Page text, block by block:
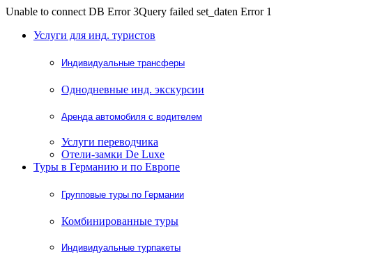
Unable to connect DB Error 3Query failed set_daten Error 1
Услуги для инд. туристов
Индивидуальные трансферы
Однодневные инд. экскурсии
Аренда автомобиля с водителем
Услуги переводчика
Отели-замки De Luxe
Туры в Германию и по Европе
Групповые туры по Германии
Комбинированные туры
Индивидуальные турпакеты